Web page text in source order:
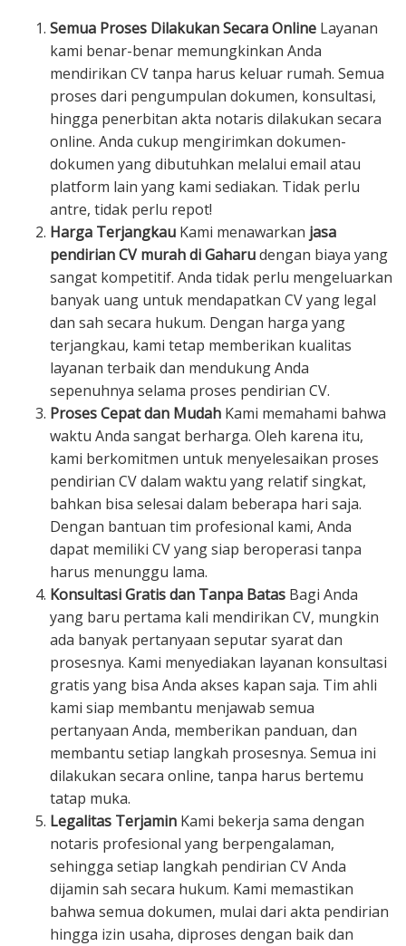
Semua Proses Dilakukan Secara Online Layanan
kami benar-benar memungkinkan Anda
mendirikan CV tanpa harus keluar rumah. Semua
proses dari pengumpulan dokumen, konsultasi,
hingga penerbitan akta notaris dilakukan secara
online. Anda cukup mengirimkan dokumen-
dokumen yang dibutuhkan melalui email atau
platform lain yang kami sediakan. Tidak perlu
antre, tidak perlu repot!
Harga Terjangkau Kami menawarkan jasa
pendirian CV murah di Gaharudengan biaya yang
sangat kompetitif. Anda tidak perlu mengeluarkan
banyak uang untuk mendapatkan CV yang legal
dan sah secara hukum. Dengan harga yang
terjangkau, kami tetap memberikan kualitas
layanan terbaik dan mendukung Anda
sepenuhnya selama proses pendirian CV.
Proses Cepat dan Mudah Kami memahami bahwa
waktu Anda sangat berharga. Oleh karena itu,
kami berkomitmen untuk menyelesaikan proses
pendirian CV dalam waktu yang relatif singkat,
bahkan bisa selesai dalam beberapa hari saja.
Dengan bantuan tim profesional kami, Anda
dapat memiliki CV yang siap beroperasi tanpa
harus menunggu lama.
Konsultasi Gratis dan Tanpa Batas Bagi Anda
yang baru pertama kali mendirikan CV, mungkin
ada banyak pertanyaan seputar syarat dan
prosesnya. Kami menyediakan layanan konsultasi
gratis yang bisa Anda akses kapan saja. Tim ahli
kami siap membantu menjawab semua
pertanyaan Anda, memberikan panduan, dan
membantu setiap langkah prosesnya. Semua ini
dilakukan secara online, tanpa harus bertemu
tatap muka.
Legalitas Terjamin Kami bekerja sama dengan
notaris profesional yang berpengalaman,
sehingga setiap langkah pendirian CV Anda
dijamin sah secara hukum. Kami memastikan
bahwa semua dokumen, mulai dari akta pendirian
hingga izin usaha, diproses dengan baik dan